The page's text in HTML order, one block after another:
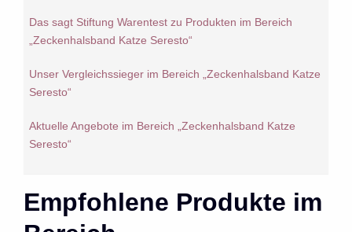
Das sagt Stiftung Warentest zu Produkten im Bereich
„Zeckenhalsband Katze Seresto“
Unser Vergleichssieger im Bereich „Zeckenhalsband Katze
Seresto“
Aktuelle Angebote im Bereich „Zeckenhalsband Katze
Seresto“
Empfohlene Produkte im